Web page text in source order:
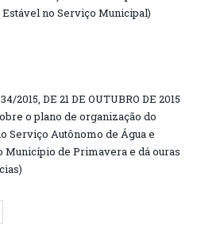
no Serviço Municipal)
2015, DE 21 DE OUTUBRO DE 2015
o plano de organização do
Serviço Autônomo de Água e
Município de Primavera e dá ouras